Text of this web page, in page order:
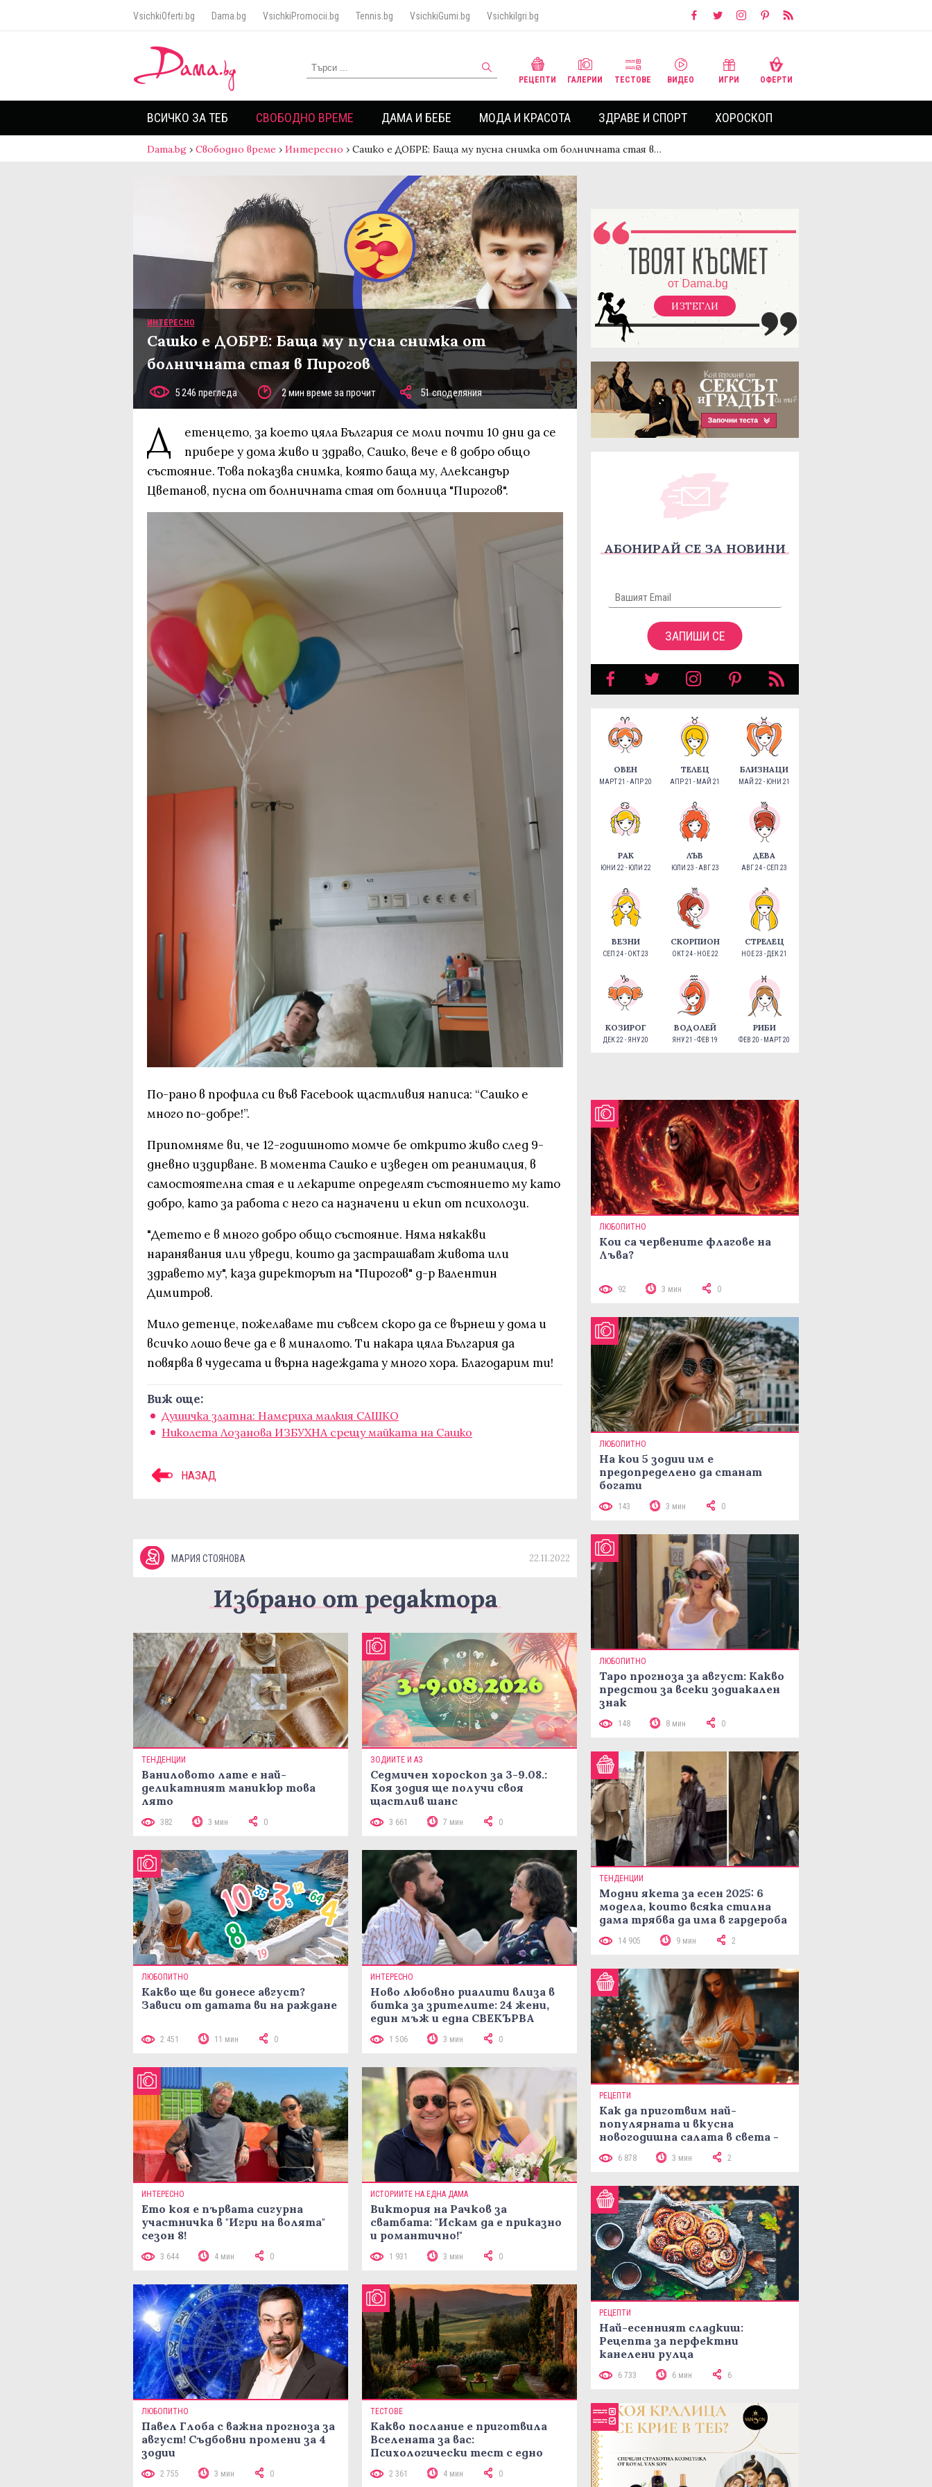
VsichkiOferti.bg Dama.bg VsichkiPromocii.bg Tennis.bg VsichkiGumi.bg VsichkiIgri.bg
РЕЦЕПТИ ГАЛЕРИИ ТЕСТОВЕ ВИДЕО ИГРИ ОФЕРТИ
ВСИЧКО ЗА ТЕБ СВОБОДНО ВРЕМЕ ДАМА И БЕБЕ МОДА И КРАСОТА ЗДРАВЕ И СПОРТ ХОРОСКОП
Dama.bg › Свободно време › Интересно › Сашко е ДОБРЕ: Баща му пусна снимка от болничната стая в…
ИНТЕРЕСНО
Сашко е ДОБРЕ: Баща му пусна снимка от
болничната стая в Пирогов
5 246 прегледа 2 мин време за прочит 51 споделяния
Д
етенцето, за което цяла България се моли почти 10 дни да се
прибере у дома живо и здраво, Сашко, вече е в добро общо
състояние. Това показва снимка, която баща му, Александър
Цветанов, пусна от болничната стая от болница "Пирогов".
По-рано в профила си във Facebook щастливия написа: “Сашко е
много по-добре!”.
Припомняме ви, че 12-годишното момче бе открито живо след 9-
дневно издирване. В момента Сашко е изведен от реанимация, в
самостоятелна стая е и лекарите определят състоянието му като
добро, като за работа с него са назначени и екип от психолози.
"Детето е в много добро общо състояние. Няма някакви
наранявания или увреди, които да застрашават живота или
здравето му", каза директорът на "Пирогов" д-р Валентин
Димитров.
Мило детенце, пожелаваме ти съвсем скоро да се върнеш у дома и
всичко лошо вече да е в миналото. Ти накара цяла България да
повярва в чудесата и върна надеждата у много хора. Благодарим ти!
Виж още:
Душичка златна: Намериха малкия САШКО
Николета Лозанова ИЗБУХНА срещу майката на Сашко
НАЗАД
МАРИЯ СТОЯНОВА 22.11.2022
Избрано от редактора
ТЕНДЕНЦИИ
Ваниловото лате е най-
деликатният маникюр това
лято
382 3 мин 0
ЗОДИИТЕ И АЗ
Седмичен хороскоп за 3-9.08.:
Коя зодия ще получи своя
щастлив шанс
3 661 7 мин 0
ЛЮБОПИТНО
Какво ще ви донесе август?
Зависи от датата ви на ражданe
2 451 11 мин 0
ИНТЕРЕСНО
Ново любовно риалити влиза в
битка за зрителите: 24 жени,
един мъж и една СВЕКЪРВА
1 506 3 мин 0
ИНТЕРЕСНО
Ето коя е първата сигурна
участничка в "Игри на волята"
сезон 8!
3 644 4 мин 0
ИСТОРИИТЕ НА ЕДНА ДАМА
Виктория на Рачков за
сватбата: "Искам да е приказно
и романтично!"
1 931 3 мин 0
ЛЮБОПИТНО
Павел Глоба с важна прогноза за
август! Съдбовни промени за 4
зодии
2 755 3 мин 0
ТЕСТОВЕ
Какво послание е приготвила
Вселената за вас:
Психологически тест с едно
2 361 4 мин 0
ИЗТЕГЛИ
АБОНИРАЙ СЕ ЗА НОВИНИ
ЗАПИШИ СЕ
ОВЕН
МАРТ 21 - АПР 20
ТЕЛЕЦ
АПР 21 - МАЙ 21
БЛИЗНАЦИ
МАЙ 22 - ЮНИ 21
РАК
ЮНИ 22 - ЮЛИ 22
ЛЪВ
ЮЛИ 23 - АВГ 23
ДЕВА
АВГ 24 - СЕП 23
ВЕЗНИ
СЕП 24 - ОКТ 23
СКОРПИОН
ОКТ 24 - НОЕ 22
СТРЕЛЕЦ
НОЕ 23 - ДЕК 21
КОЗИРОГ
ДЕК 22 - ЯНУ 20
ВОДОЛЕЙ
ЯНУ 21 - ФЕВ 19
РИБИ
ФЕВ 20 - МАРТ 20
ЛЮБОПИТНО
Кои са червените флагове на
Лъва?
92 3 мин 0
ЛЮБОПИТНО
На кои 5 зодии им е
предопределено да станат
богати
143 3 мин 0
ЛЮБОПИТНО
Таро прогноза за август: Какво
предстои за всеки зодиакален
знак
148 8 мин 0
ТЕНДЕНЦИИ
Модни якета за есен 2025: 6
модела, които всяка стилна
дама трябва да има в гардероба
14 905 9 мин 2
РЕЦЕПТИ
Как да приготвим най-
популярната и вкусна
новогодишна салата в света -
рецепта Мимоза
6 878 3 мин 2
РЕЦЕПТИ
Най-есенният сладкиш:
Рецепта за перфектни
канелени рулца
6 733 6 мин 6